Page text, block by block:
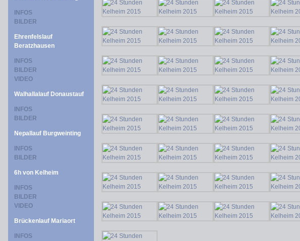
INFOS
BILDER
Ehrenfelslauf
Beratzhausen
INFOS
BILDER
VIDEO
Walhallalauf Donaustauf
INFOS
BILDER
Nepallauf Burgweinting
INFOS
BILDER
6h von Kelheim
INFOS
BILDER
VIDEO
Brückenlauf Mariaort
INFOS